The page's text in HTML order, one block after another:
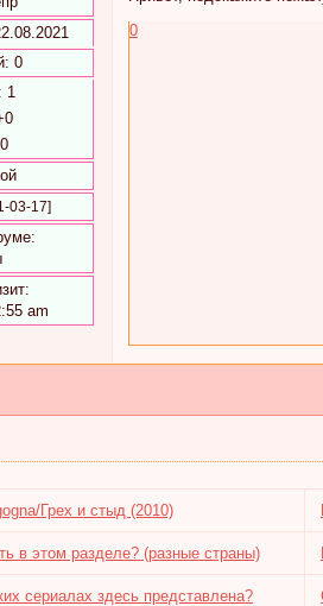
0
1
03-17]
am
0
Грех и стыд (2010)
в этом разделе? (разные страны)
сериалах здесь представлена?